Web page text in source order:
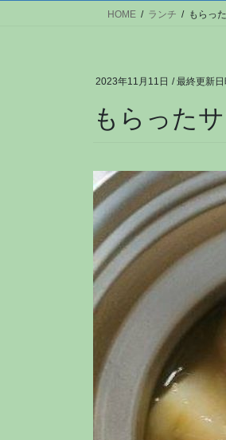
HOME ランチ もらっ
2023年11月11日 / 最終更新日
もらった